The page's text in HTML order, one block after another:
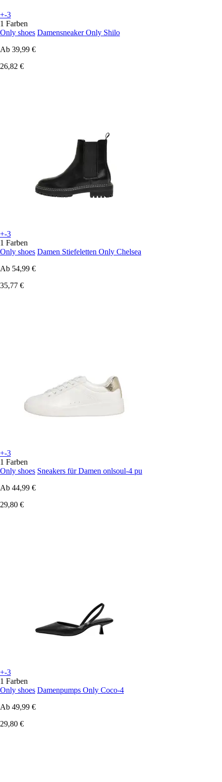
+-3
1 Farben
Only shoes Damensneaker Only Shilo
Ab 39,99 €
26,82 €
+-3
1 Farben
Only shoes Damen Stiefeletten Only Chelsea
Ab 54,99 €
35,77 €
+-3
1 Farben
Only shoes Sneakers für Damen onlsoul-4 pu
Ab 44,99 €
29,80 €
+-3
1 Farben
Only shoes Damenpumps Only Coco-4
Ab 49,99 €
29,80 €